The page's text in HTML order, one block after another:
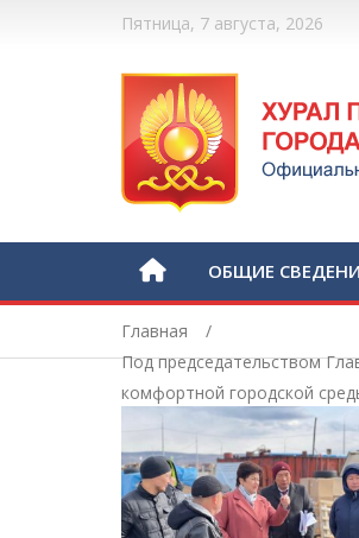
Пятница, 7 августа, 2026
ОБЩИЕ
Главная
Под председательством
комфортной городской
«Алдын».